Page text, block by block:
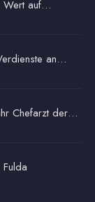
Wert auf…
an…
Chefarzt der…